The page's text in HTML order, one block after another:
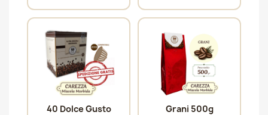
40 Dolce Gusto Grani 500g